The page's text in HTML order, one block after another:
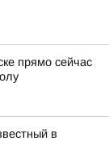
прямо сейчас
в